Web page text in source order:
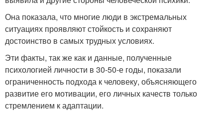
Она показала, что многие люди в экстремальных
ситуациях проявляют стойкость и сохраняют
достоинство в самых трудных условиях.
Эти факты, так же как и данные, полученные
психологией личности в 30-50-е годы, показали
ограниченность подхода к человеку, объясняющего
развитие его мотивации, его личных качеств только
стремлением к адаптации.